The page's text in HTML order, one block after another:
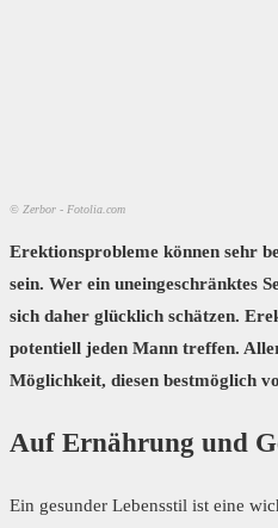
© Zerbor - Fotolia.com
Erektionsprobleme können sehr
sein. Wer ein uneingeschränktes
sich daher glücklich schätzen.
potentiell jeden Mann treffen.
Möglichkeit, diesen bestmöglich
Auf Ernährung und
Ein gesunder Lebensstil ist eine